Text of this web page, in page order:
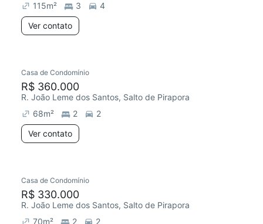
115m² 3
4
Ver contato
Casa de Condomínio
R$ 360.000
R. João Leme dos Santos, Salto de Pirapora
68m² 2
2
Ver contato
Casa de Condomínio
R$ 330.000
R. João Leme dos Santos, Salto de Pirapora
70m² 2 2